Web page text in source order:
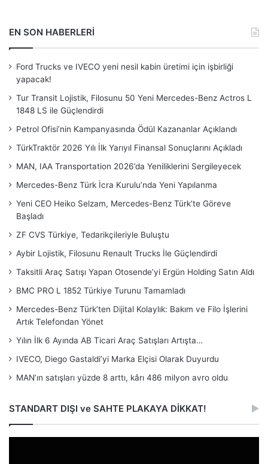
EN SON HABERLERİ
Ford Trucks ve IVECO yeni nesil kabin üretimi için işbirliği
yapacak!
Tur Transit Lojistik, Filosunu 50 Yeni Mercedes-Benz Actros L
1848 LS ile Güçlendirdi
Petrol Ofisi’nin Kampanyasında Ödül Kazananlar Açıklandı
TürkTraktör 2026 Yılı İlk Yarıyıl Finansal Sonuçlarını Açıkladı
MAN, IAA Transportation 2026’da Yeniliklerini Sergileyecek
Mercedes-Benz Türk İcra Kurulu’nda Yeni Yapılanma
Yeni CEO Heiko Selzam, Mercedes-Benz Türk’te Göreve
Başladı
ZF CVS Türkiye, Tedarikçileriyle Buluştu
Aybir Lojistik, Filosunu Renault Trucks İle Güçlendirdi
Taksitli Araç Satışı Yapan Otosende’yi Ergün Holding Satın Aldı
BMC PRO L 1852 Türkiye Turunu Tamamladı
Mercedes-Benz Türk’ten Dijital Kolaylık: Bakım ve Filo İşlerini
Artık Telefondan Yönet
Yılın İlk 6 Ayında AB Ticari Araç Satışları Artışta…
IVECO, Diego Gastaldi’yi Marka Elçisi Olarak Duyurdu
MAN’ın satışları yüzde 8 arttı, kârı 486 milyon avro oldu
STANDART DIŞI ve SAHTE PLAKAYA DİKKAT!